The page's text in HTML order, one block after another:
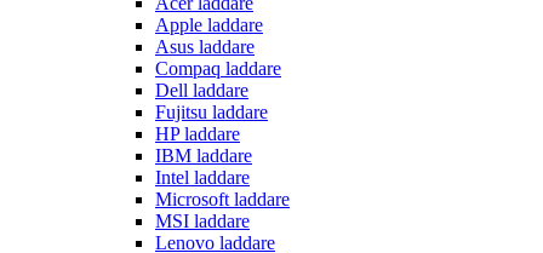
Apple laddare
Asus laddare
Compaq laddare
Dell laddare
Fujitsu laddare
HP laddare
IBM laddare
Intel laddare
Microsoft laddare
MSI laddare
Lenovo laddare